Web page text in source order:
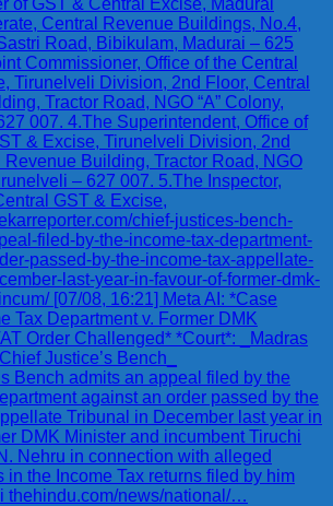
Central Revenue Buildings, No.4,
Road, Bibikulam, Madurai – 625
Commissioner, Office of the Central
Tirunelveli Division, 2nd Floor, Central
Tractor Road, NGO “A” Colony,
007. 4.The Superintendent, Office of
& Excise, Tirunelveli Division, 2nd
Revenue Building, Tractor Road, NGO
– 627 007. 5.The Inspector,
GST & Excise,
chief-justices-bench-
filed-by-the-income-tax-department-
passed-by-the-income-tax-appellate-
last-year-in-favour-of-former-dmk-
[07/08, 16:21] Meta AI: *Case
Tax Department v. Former DMK
Order Challenged* *Court*: _Madras
Justice’s Bench_
Bench admits an appeal filed by the
against an order passed by the
Tribunal in December last year in
DMK Minister and incumbent Tiruchi
Nehru in connection with alleged
in the Income Tax returns filed by him
thehindu.com/news/national/…